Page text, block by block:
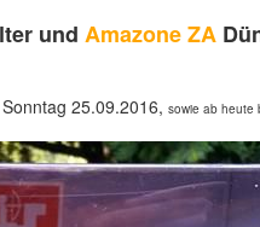
und Amazone ZA
25.09.2016, sowie ab heute